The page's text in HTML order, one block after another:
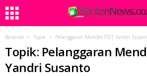
Beranda Topik Pelanggaran Mendes PDT Yandri
Topik: Pelanggaran
Yandri Susanto